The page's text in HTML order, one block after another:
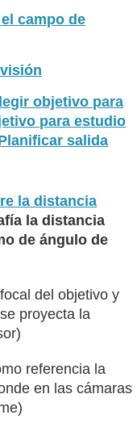
campo de
objetivo para
para estudio
salida
la distancia
la distancia
de ángulo de
del objetivo y
proyecta la
referencia la
en las cámaras